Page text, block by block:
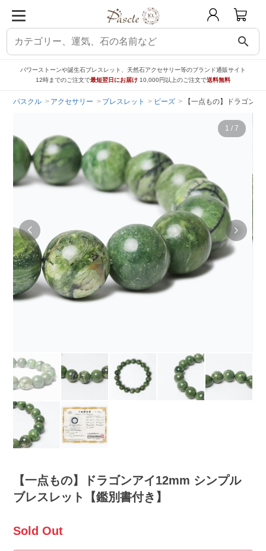
search
パワーストーンや誕生石ブレスレット、天然石アクセサリー等のブランド通販サイト
12時までのご注文で最短翌日にお届け 10,000円以上のご注文で送料無料
パスクル アクセサリー ブレスレット ビーズ 【一点もの】ドラゴン
1 / 7
【一点もの】ドラゴンアイ12mm シンプル
ブレスレット【鑑別書付き】
Sold Out